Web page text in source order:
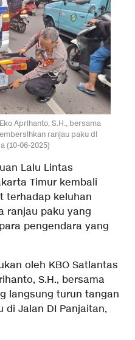
Aprihanto, S.H., bersama
ranjau paku di
(10-06-2025)
Lalu Lintas
Timur kembali
terhadap keluhan
ranjau paku yang
pengendara yang
oleh KBO Satlantas
S.H., bersama
langsung turun tangan
di Jalan DI Panjaitan,